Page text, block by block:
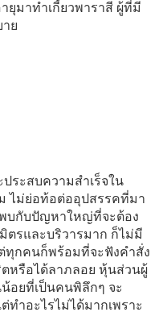
ยุมาทำเกี้ยวพาราสี ผู้ที่มี
ย
ระสบความสำเร็จใน
ไม่ย่อท้อต่ออุปสรรคที่มา
บกับปัญหาใหญ่ที่จะต้อง
ตรและบริวารมาก ก็ไม่มี
ทุกคนก็พร้อมที่จะฟังคำสั่ง
หรือได้ลาภลอย หุ้นส่วนผู้
อยที่เป็นคนพิลึกๆ จะ
ำอะไรไม่ได้มากเพราะ